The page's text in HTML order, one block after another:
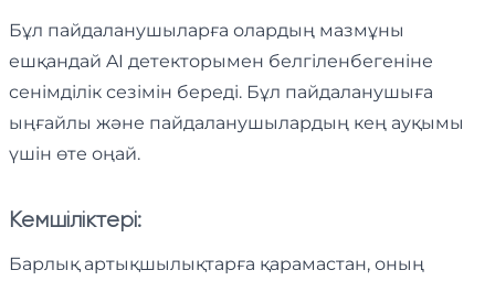
Бұл пайдаланушыларға олардың мазмұны
ешқандай AI детекторымен белгіленбегеніне
сенімділік сезімін береді. Бұл пайдаланушыға
ыңғайлы және пайдаланушылардың кең ауқымы
үшін өте оңай.
Кемшіліктері:
Барлық артықшылықтарға қарамастан, оның